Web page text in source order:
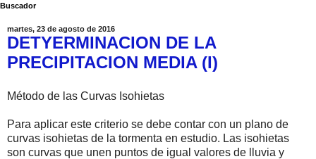
Buscador
martes, 23 de agosto de 2016
DETYERMINACION DE LA
PRECIPITACION MEDIA (I)
Método de las Curvas Isohietas
Para aplicar este criterio se debe contar con un plano de
curvas isohietas de la tormenta en estudio. Las isohietas
son curvas que unen puntos de igual valores de lluvia y